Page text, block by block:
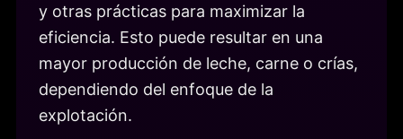
y otras prácticas para maximizar la
eficiencia. Esto puede resultar en una
mayor producción de leche, carne o crías,
dependiendo del enfoque de la
explotación.